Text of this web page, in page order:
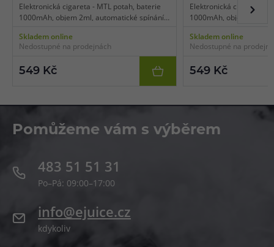
Elektronická cigareta - MTL potah, baterie
1000mAh, objem 2ml, automatické spínání,
AST, haptická odezva, tři režimy výstupu.
Skladem online
Nedostupné na prodejnách
549 Kč
Elektronická cigareta -
1000mAh, objem 2ml,
AST, haptická odezva,
Skladem online
Nedostupné na
549 Kč
Pomůžeme vám s výběrem
483 51 51 31
Po–Pá: 09:00–17:00
info@ejuice.cz
kdykoliv